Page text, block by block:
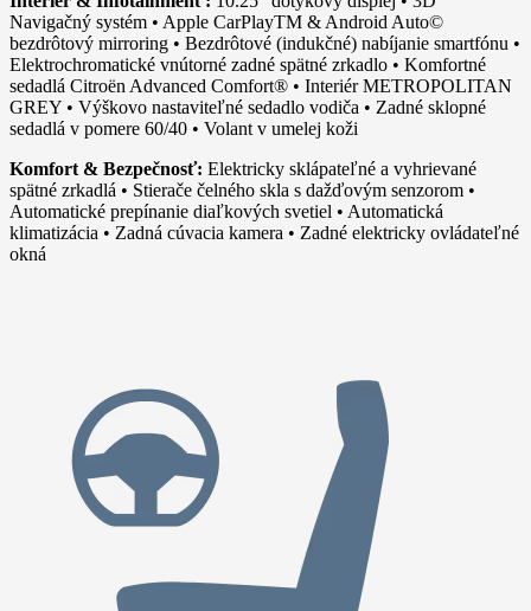
Navigačný systém • Apple CarPlayTM & Android Auto©
bezdrôtový mirroring • Bezdrôtové (indukčné) nabíjanie smartfónu •
Elektrochromatické vnútorné zadné spätné zrkadlo • Komfortné
sedadlá Citroën Advanced Comfort® • Interiér METROPOLITAN
GREY • Výškovo nastaviteľné sedadlo vodiča • Zadné sklopné
sedadlá v pomere 60/40 • Volant v umelej koži
Komfort & Bezpečnosť: Elektricky sklápateľné a vyhrievané
spätné zrkadlá • Stierače čelného skla s dažďovým senzorom •
Automatické prepínanie diaľkových svetiel • Automatická
klimatizácia • Zadná cúvacia kamera • Zadné elektricky ovládateľné
okná